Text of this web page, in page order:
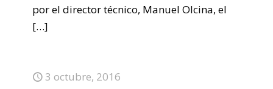
por el director técnico, Manuel Olcina, el
[…]
3 octubre, 2016